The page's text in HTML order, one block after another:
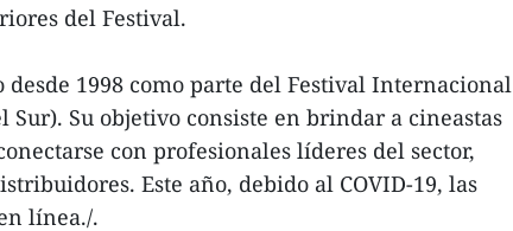
del Festival.
desde 1998 como parte del Festival Internacional
Sur). Su objetivo consiste en brindar a cineastas
con profesionales líderes del sector,
Este año, debido al COVID-19, las
línea./.